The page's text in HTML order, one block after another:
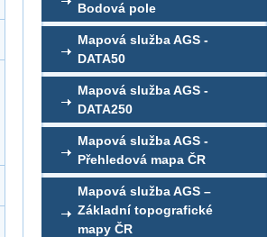
Bodová pole
Mapová služba AGS -
DATA50
Mapová služba AGS -
DATA250
Mapová služba AGS -
Přehledová mapa ČR
Mapová služba AGS –
Základní topografické
mapy ČR